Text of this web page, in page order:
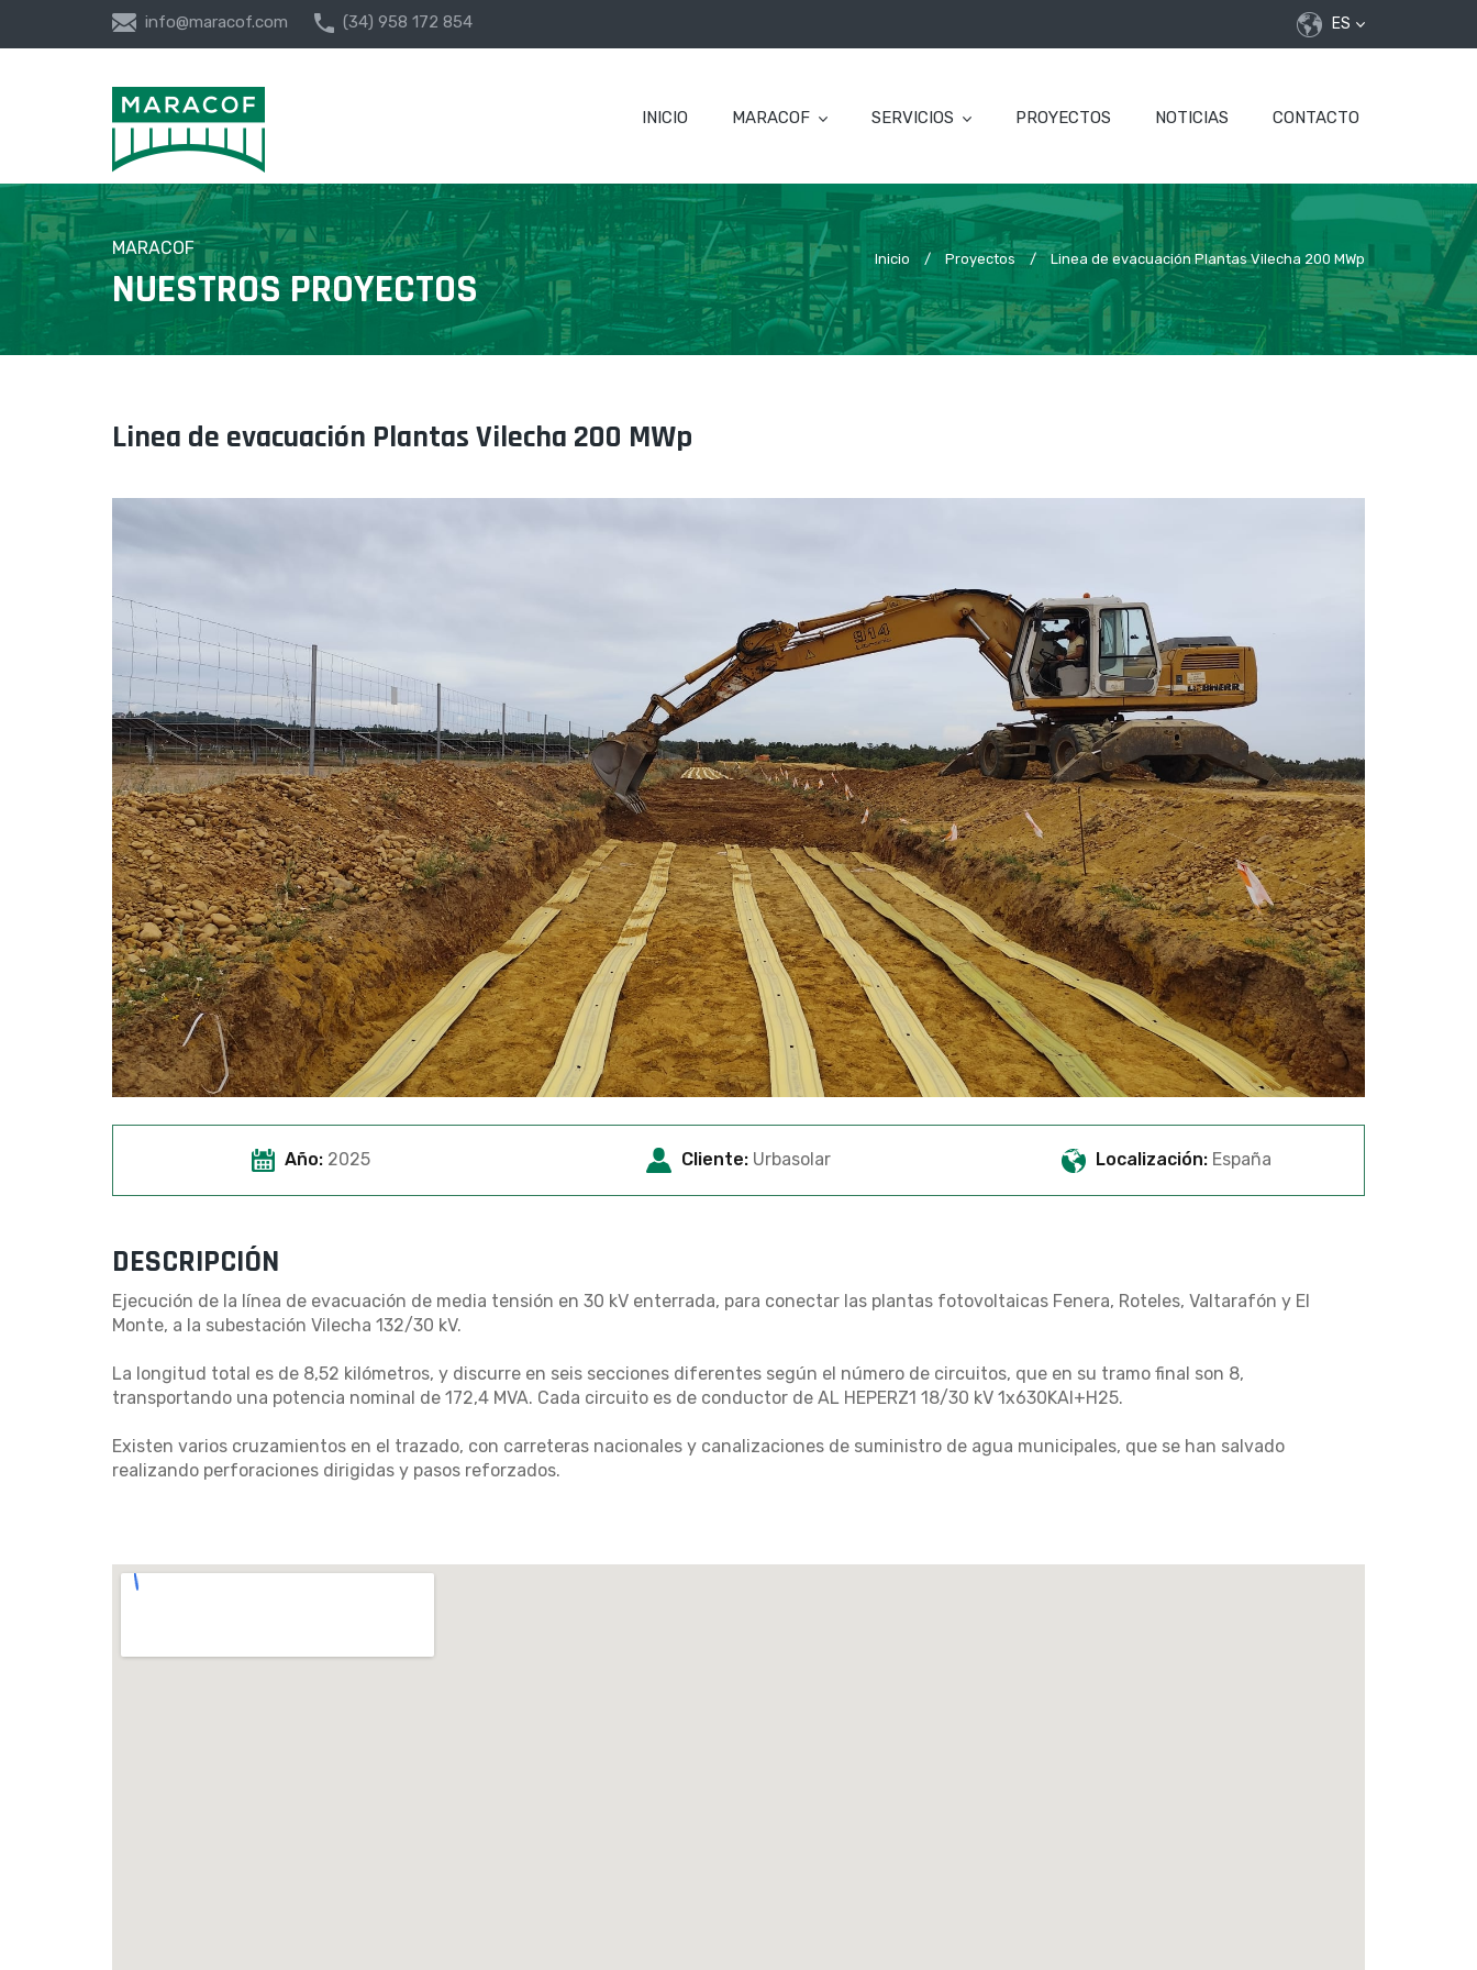
info@maracof.com (34) 958 172 854 ES
INICIO MARACOF SERVICIOS PROYECTOS NOTICIAS CONTACTO
MARACOF
NUESTROS PROYECTOS
Inicio / Proyectos / Linea de evacuación Plantas Vilecha 200 MWp
Linea de evacuación Plantas Vilecha 200 MWp
Año:2025 Cliente:Urbasolar Localización:España
DESCRIPCIÓN
Ejecución de la línea de evacuación de media tensión en 30 kV enterrada, para conectar las plantas fotovoltaicas Fenera, Roteles, Valtarafón y El
Monte, a la subestación Vilecha 132/30 kV.
La longitud total es de 8,52 kilómetros, y discurre en seis secciones diferentes según el número de circuitos, que en su tramo final son 8,
transportando una potencia nominal de 172,4 MVA. Cada circuito es de conductor de AL HEPERZ1 18/30 kV 1x630KAl+H25.
Existen varios cruzamientos en el trazado, con carreteras nacionales y canalizaciones de suministro de agua municipales, que se han salvado
realizando perforaciones dirigidas y pasos reforzados.